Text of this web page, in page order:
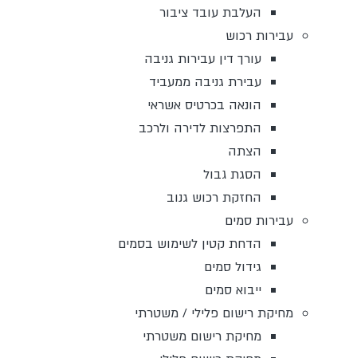
העלבת עובד ציבור
עבירות רכוש
עורך דין עבירות גניבה
עבירת גניבה ממעביד
הונאה בכרטיס אשראי
התפרצות לדירה ולרכב
הצתה
הסגת גבול
החזקת רכוש גנוב
עבירות סמים
הדחת קטין לשימוש בסמים
גידול סמים
ייבוא סמים
מחיקת רישום פלילי / משטרתי
מחיקת רישום משטרתי